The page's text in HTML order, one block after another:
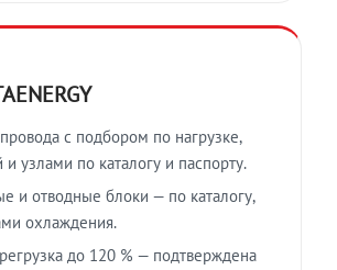
с подбором по нагрузке,
узлами по каталогу и паспорту.
и отводные блоки — по каталогу,
охлаждения.
до 120 % — подтверждена